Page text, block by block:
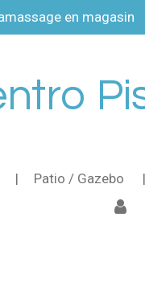
en magasin
Patio / Gazebo